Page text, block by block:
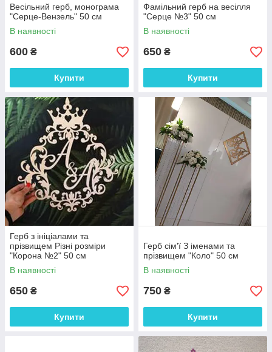
Весільний герб, монограма
"Серце-Вензель" 50 см
В наявності
600 ₴
Купити
Фамільний герб на весілля
"Серце №3" 50 см
В наявності
650 ₴
Купити
Герб з ініціалами та
прізвищем Різні розміри
"Корона №2" 50 см
В наявності
650 ₴
Купити
Герб сім'ї З іменами та
прізвищем "Коло" 50 см
В наявності
750 ₴
Купити